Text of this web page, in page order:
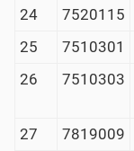
24
7520115
25
7510301
26
7510303
27 7819009